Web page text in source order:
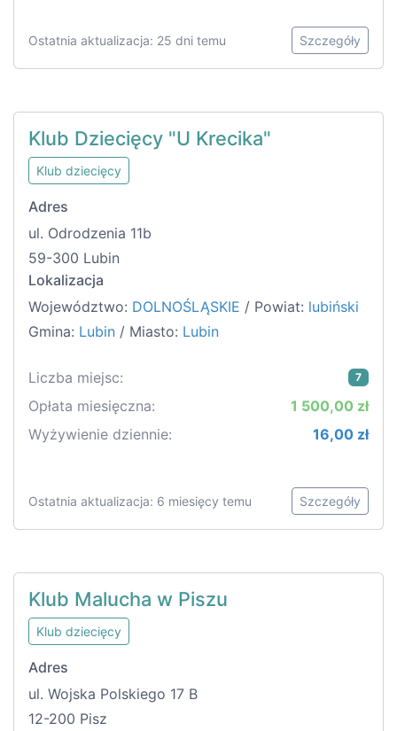
Ostatnia aktualizacja: 25 dni temu Szczegóły
Klub Dziecięcy "U Krecika"
Klub dziecięcy
Adres
ul. Odrodzenia 11b
59-300 Lubin
Lokalizacja
Województwo: DOLNOŚLĄSKIE / Powiat: lubiński
Gmina: Lubin / Miasto: Lubin
Liczba miejsc: 7
Opłata miesięczna:
1 500,00 zł
Wyżywienie dziennie:
16,00 zł
Ostatnia aktualizacja: 6 miesięcy temu Szczegóły
Klub Malucha w Piszu
Klub dziecięcy
Adres
ul. Wojska Polskiego 17 B
12-200 Pisz